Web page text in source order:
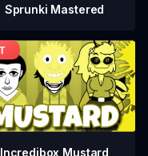
Sprunki Mastered
Incredibox Mustard